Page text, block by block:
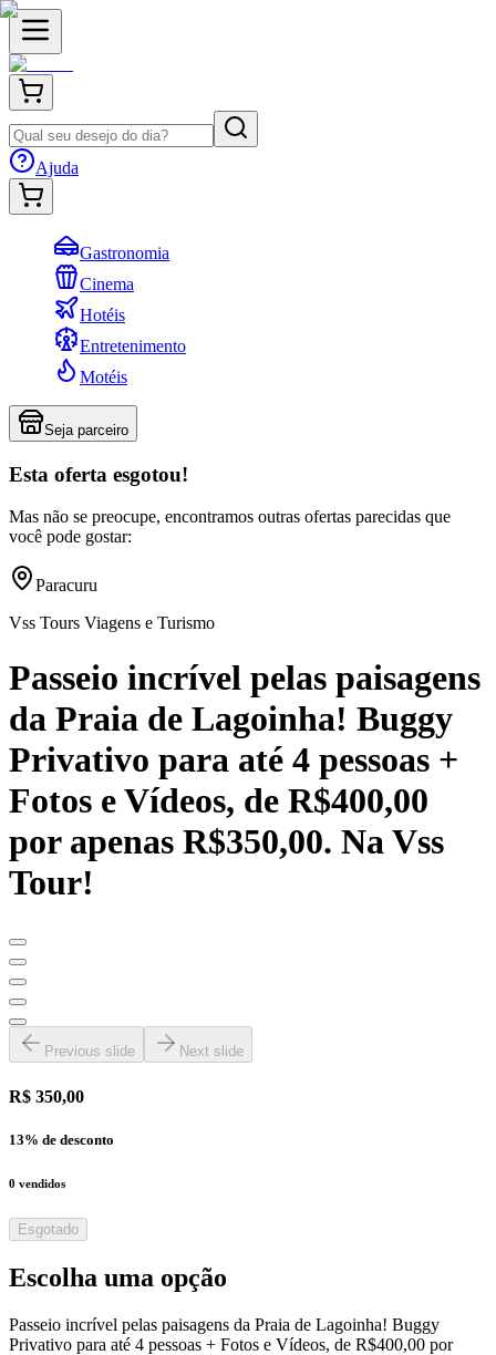
Ajuda
Gastronomia
Cinema
Hotéis
Entretenimento
Motéis
Seja parceiro
Esta oferta esgotou!
Mas não se preocupe, encontramos outras ofertas parecidas que
você pode gostar:
Paracuru
Vss Tours Viagens e Turismo
Passeio incrível pelas paisagens
da Praia de Lagoinha! Buggy
Privativo para até 4 pessoas +
Fotos e Vídeos, de R$400,00
por apenas R$350,00. Na Vss
Tour!
Previous slide Next slide
R$ 350,00
13% de desconto
0 vendidos
Esgotado
Escolha uma opção
Passeio incrível pelas paisagens da Praia de Lagoinha! Buggy
Privativo para até 4 pessoas + Fotos e Vídeos, de R$400,00 por